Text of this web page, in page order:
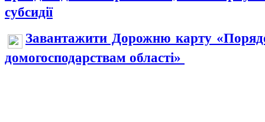
субсидії
Завантажити Дорожню карту
домогосподарствам області»